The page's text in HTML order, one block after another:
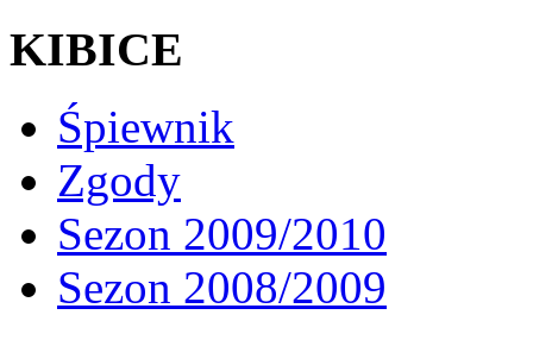
KIBICE
Śpiewnik
Zgody
Sezon 2009/2010
Sezon 2008/2009